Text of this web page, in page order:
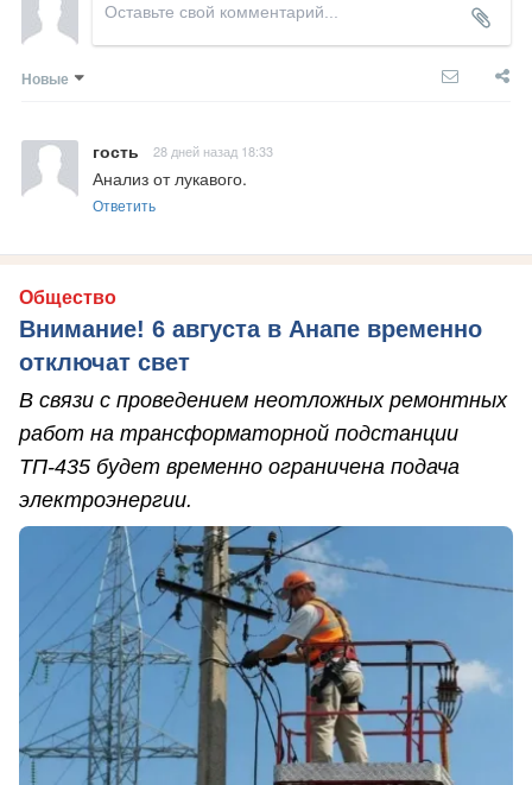
Новые
гость 28 дней назад 18:33
Анализ от лукавого.
Ответить
Общество
Внимание! 6 августа в Анапе временно
отключат свет
В связи с проведением неотложных ремонтных
работ на трансформаторной подстанции
ТП-435 будет временно ограничена подача
электроэнергии.